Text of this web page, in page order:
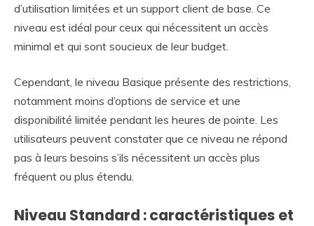
d’utilisation limitées et un support client de base. Ce
niveau est idéal pour ceux qui nécessitent un accès
minimal et qui sont soucieux de leur budget.
Cependant, le niveau Basique présente des restrictions,
notamment moins d’options de service et une
disponibilité limitée pendant les heures de pointe. Les
utilisateurs peuvent constater que ce niveau ne répond
pas à leurs besoins s’ils nécessitent un accès plus
fréquent ou plus étendu.
Niveau Standard : caractéristiques et